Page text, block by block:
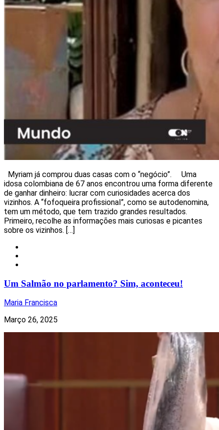
Myriam já comprou duas casas com o “negócio”. Uma
idosa colombiana de 67 anos encontrou uma forma diferente
de ganhar dinheiro: lucrar com curiosidades acerca dos
vizinhos. A “fofoqueira profissional”, como se autodenomina,
tem um método, que tem trazido grandes resultados.
Primeiro, recolhe as informações mais curiosas e picantes
sobre os vizinhos. […]
Um Salmão no parlamento? Sim, aconteceu!
Maria Francisca
Março 26, 2025